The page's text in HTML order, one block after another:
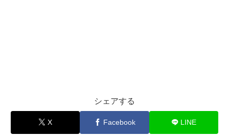
シェアする
X Facebook LINE